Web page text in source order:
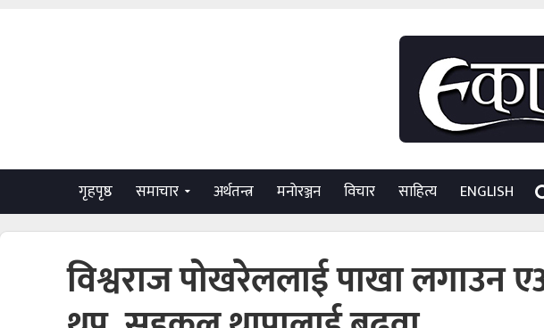
गृहपृष्ठ समाचार अर्थतन्त्र मनाेरञ्जन विचार साहित्य ENGLISH
विश्वराज पोखरेललाई पाखा लगाउन